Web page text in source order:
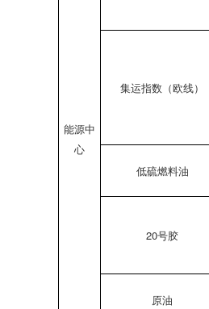
能源中
心
集运指数（欧线）
低硫燃料油
20号胶
原油